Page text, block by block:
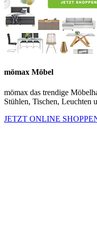
mömax Möbel
mömax das trendige
Stühlen, Tischen, Leuchten
JETZT ONLINE